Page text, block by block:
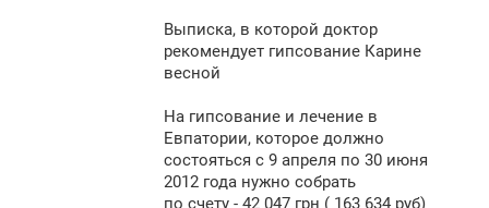
Выписка, в которой доктор
рекомендует гипсование Карине
весной
На гипсование и лечение в
Евпатории, которое должно
состояться с 9 апреля по 30 июня
2012 года нужно собрать
по счету - 42 047 грн ( 163 634 руб)